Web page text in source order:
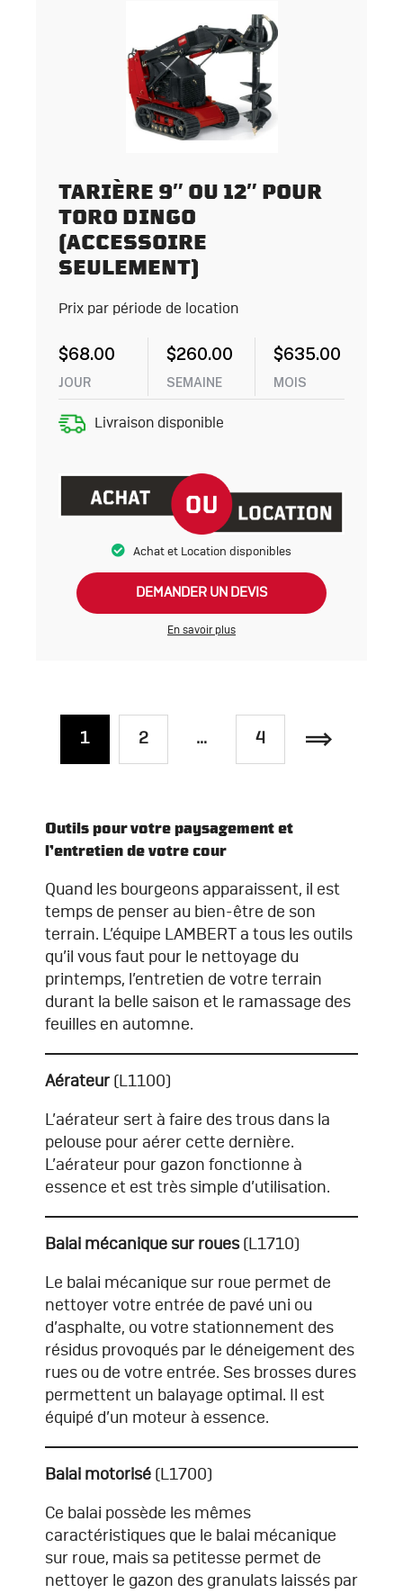
TARIÈRE 9″ OU 12″ POUR
TORO DINGO
(ACCESSOIRE
SEULEMENT)
Prix par période de location
$68.00
JOUR
$260.00
SEMAINE
$635.00
MOIS
Livraison disponible
Achat et Location disponibles
DEMANDER UN DEVIS
En savoir plus
1 2 … 4
Outils pour votre paysagement et
l’entretien de votre cour
Quand les bourgeons apparaissent, il est
temps de penser au bien-être de son
terrain. L’équipe LAMBERT a tous les outils
qu’il vous faut pour le nettoyage du
printemps, l’entretien de votre terrain
durant la belle saison et le ramassage des
feuilles en automne.
Aérateur (L1100)
L’aérateur sert à faire des trous dans la
pelouse pour aérer cette dernière.
L’aérateur pour gazon fonctionne à
essence et est très simple d’utilisation.
Balai mécanique sur roues(L1710)
Le balai mécanique sur roue permet de
nettoyer votre entrée de pavé uni ou
d’asphalte, ou votre stationnement des
résidus provoqués par le déneigement des
rues ou de votre entrée. Ses brosses dures
permettent un balayage optimal. Il est
équipé d’un moteur à essence.
Balai motorisé (L1700)
Ce balai possède les mêmes
caractéristiques que le balai mécanique
sur roue, mais sa petitesse permet de
nettoyer le gazon des granulats laissés par